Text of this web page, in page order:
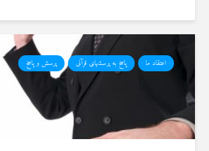
اعتقاد ما پاسخ به پرسشهای قرآنی پرسش و پاسخ